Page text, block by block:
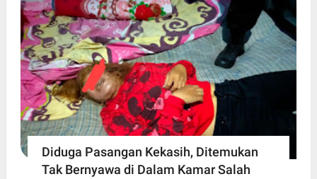
Diduga Pasangan Kekasih, Ditemukan
Tak Bernyawa di Dalam Kamar Salah